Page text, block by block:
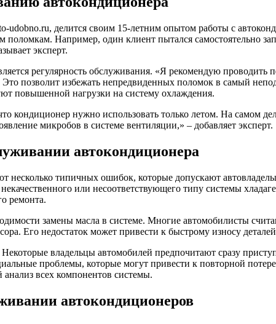
делится своим 15-летним опытом работы с
поломкам. Например, один клиент пытался самостоятельно
эксперт.
регулярность обслуживания. «Я рекомендую проводить
позволит избежать непредвиденных поломок в самый
повышенной нагрузки на систему охлаждения.
кондиционер нужно использовать только летом. На самом
микробов в системе вентиляции,» – добавляет эксперт.
автокондиционера
несколько типичных ошибок, которые допускают
или несоответствующего типу системы
ремонта.
замены масла в системе. Многие автомобилисты
Его недостаток может привести к быстрому износу
владельцы автомобилей предпочитают сразу
проблемы, которые могут привести к повторной
всех компонентов системы.
автокондиционеров